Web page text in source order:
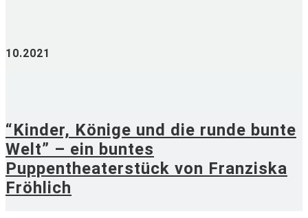
10.2021
“Kinder, Könige und die runde bunte
Welt” – ein buntes
Puppentheaterstück von Franziska
Fröhlich